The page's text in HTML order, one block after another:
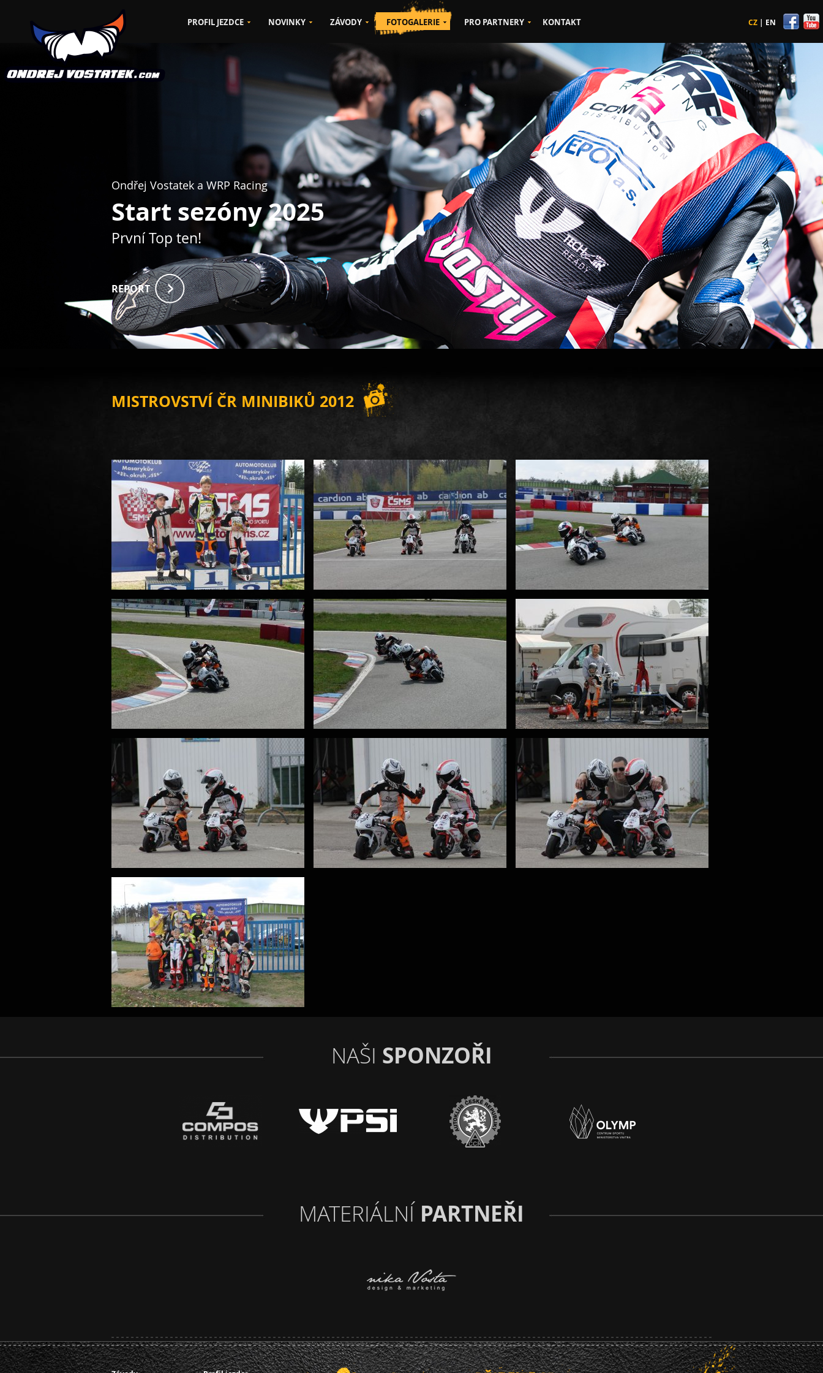
MISTROVSTVÍ ČR MINIBIKŮ 2012
PROFIL JEZDCE NOVINKY ZÁVODY FOTOGALERIE PRO PARTNERY KONTAKT CZ | EN
Ondřej Vostatek a WRP Racing
Start sezóny 2025
První Top ten!
REPORT
NAŠI SPONZOŘI
MATERIÁLNÍ PARTNEŘI